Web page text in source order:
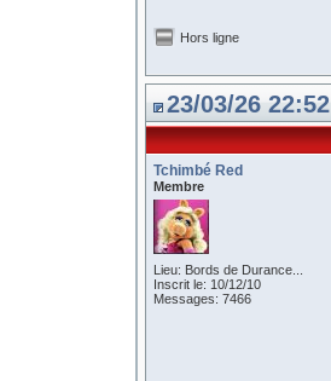
Hors ligne
23/03/26 22:52
Tchimbé Red
Membre
Lieu: Bords de Durance...
Inscrit le: 10/12/10
Messages: 7466